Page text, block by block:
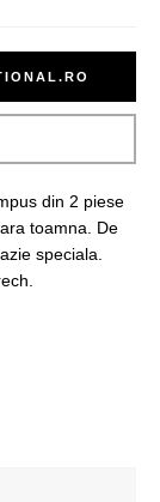
din 2 piese
toamna. De
speciala.